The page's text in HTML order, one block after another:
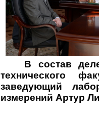
В состав
технического
заведующий
измерений Артур